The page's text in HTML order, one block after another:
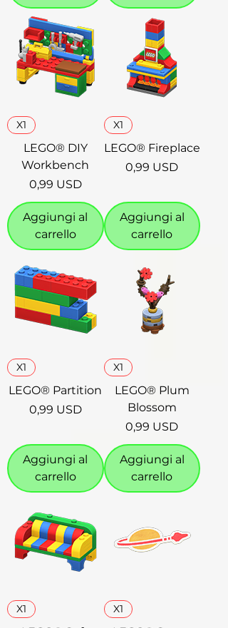
X1
LEGO® DIY
Workbench
Prezzo
0,99 USD
Aggiungi al
carrello
X1
LEGO® Fireplace
Prezzo
0,99 USD
Aggiungi al
carrello
X1
LEGO® Partition
Prezzo
0,99 USD
Aggiungi al
carrello
X1
LEGO® Plum
Blossom
Prezzo
0,99 USD
Aggiungi al
carrello
X1 X1